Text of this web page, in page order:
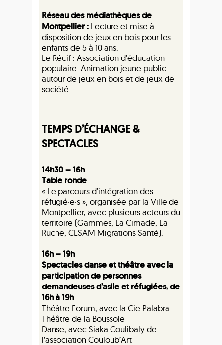
Réseau des médiathèques de
Montpellier : Lecture et mise à
disposition de jeux en bois pour les
enfants de 5 à 10 ans.
Le Récif : Association d’éducation
populaire. Animation jeune public
autour de jeux en bois et de jeux de
société.
TEMPS D’ÉCHANGE &
SPECTACLES
14h30 – 16h
Table ronde
« Le parcours d’intégration des
réfugié·e·s », organisée par la Ville de
Montpellier, avec plusieurs acteurs du
territoire (Gammes, La Cimade, La
Ruche, CESAM Migrations Santé).
16h – 19h
Spectacles danse et théâtre avec la
participation de personnes
demandeuses d’asile et réfugiées, de
16h à 19h
Théâtre Forum, avec la Cie Palabra
Théâtre de la Boussole
Danse, avec Siaka Coulibaly de
l’association Couloub’Art